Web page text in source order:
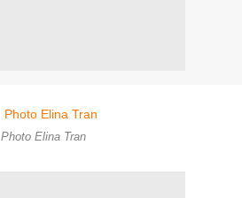
Photo Elina Tran